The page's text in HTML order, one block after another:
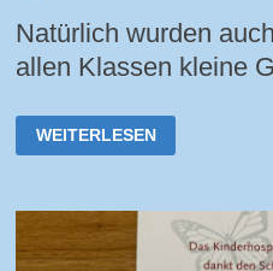
Natürlich wurden
allen Klassen kleine
UND
VATERTAG
WEITERLESEN